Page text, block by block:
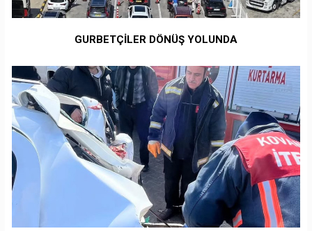
GURBETÇİLER DÖNÜŞ YOLUNDA